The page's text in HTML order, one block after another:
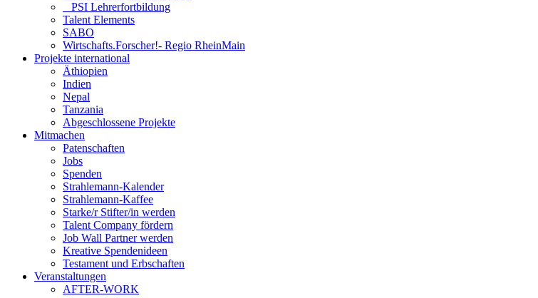
PSI Lehrerfortbildung
Talent Elements
SABO
Wirtschafts.Forscher!- Regio RheinMain
Projekte international
Äthiopien
Indien
Nepal
Tanzania
Abgeschlossene Projekte
Mitmachen
Patenschaften
Jobs
Spenden
Strahlemann-Kalender
Strahlemann-Kaffee
Starke/r Stifter/in werden
Talent Company fördern
Job Wall Partner werden
Kreative Spendenideen
Testament und Erbschaften
Veranstaltungen
AFTER-WORK